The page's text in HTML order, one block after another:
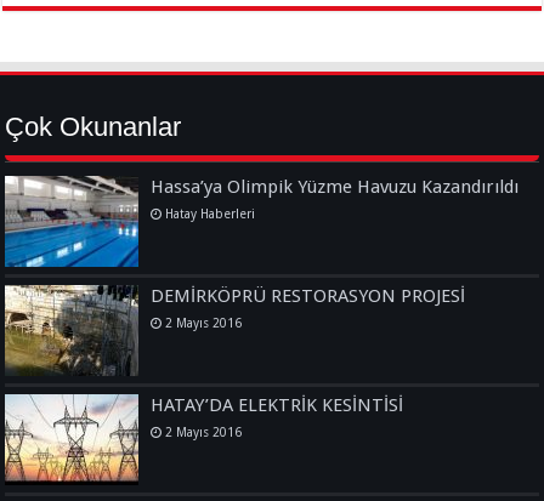
Çok Okunanlar
Hassa’ya Olimpik Yüzme Havuzu Kazandırıldı
Hatay Haberleri
DEMİRKÖPRÜ RESTORASYON PROJESİ
2 Mayıs 2016
HATAY’DA ELEKTRİK KESİNTİSİ
2 Mayıs 2016